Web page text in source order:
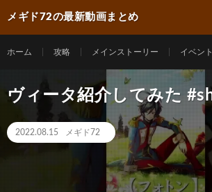
メギド72の最新動画まとめ
ホーム 攻略 メインストーリー イベント
ヴィータ紹介してみた
2022.08.15 メギド72